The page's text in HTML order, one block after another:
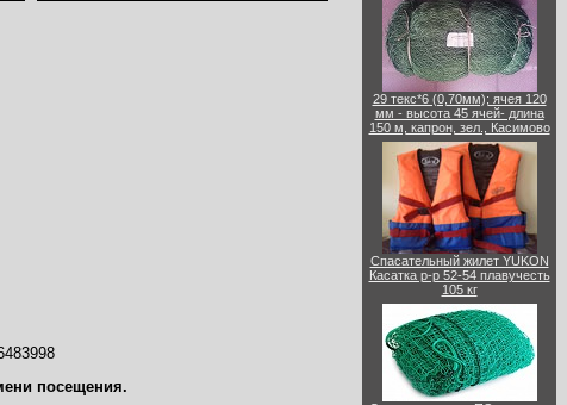
посещения.
29 текс*6 (0,70мм); ячея 120
мм - высота 45 ячей- длина
150 м, капрон, зел., Касимово
Спасательный жилет YUKON
Касатка р-р 52-54 плавучесть
105 кг